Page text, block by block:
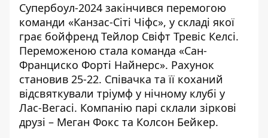
Супербоул-2024 закінчився перемогою
команди «Канзас-Сіті Чіфс», у складі якої
грає бойфренд Тейлор Свіфт Тревіс Келсі.
Переможеною стала команда «Сан-
Франциско Форті Найнерс». Рахунок
становив 25-22. Співачка та її коханий
відсвяткували тріумф у нічному клубі у
Лас-Вегасі. Компанію парі склали зіркові
друзі – Меган Фокс та Колсон Бейкер.